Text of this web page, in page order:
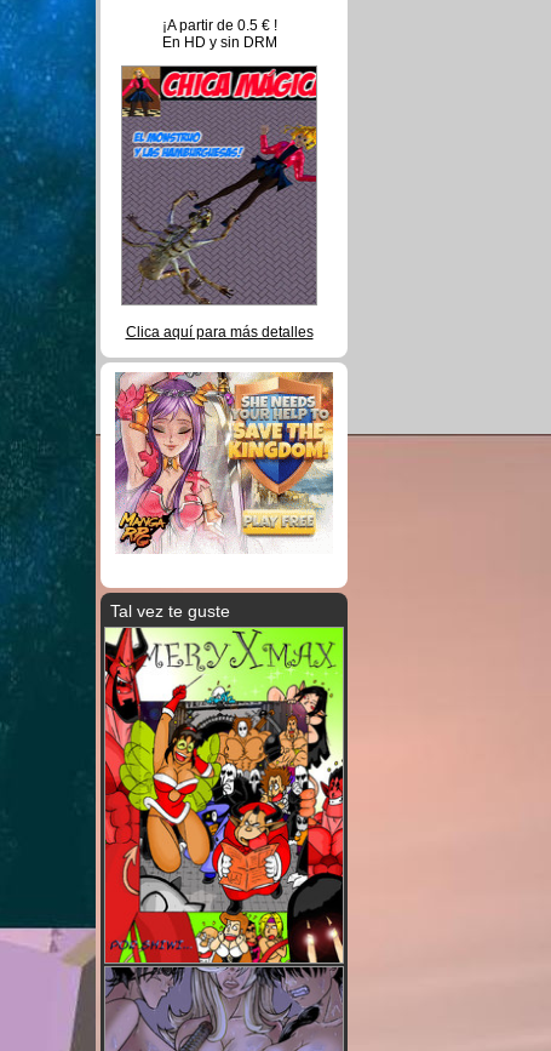
¡A partir de 0.5 € !
En HD y sin DRM
Clica aquí para más detalles
Tal vez te guste